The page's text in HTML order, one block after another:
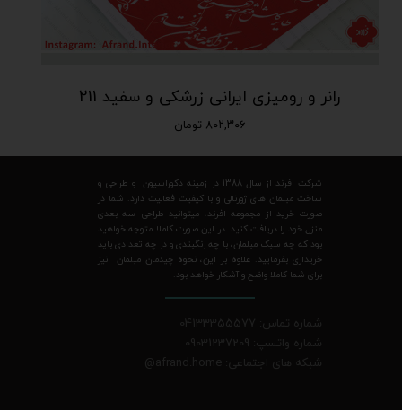
رانر و رومیزی ایرانی زرشکی و سفید 211
۸۰۲,۳۰۶ تومان
شرکت افرند از سال 1388 در زمینه دکوراسیون و طراحی و
ساخت مبلمان های ژورنالی و با کیفیت فعالیت دارد. شما در
صورت خرید از مجموعه افرند، میتوانید طراحی سه بعدی
منزل خود را دریافت کنید. در این صورت کاملا متوجه خواهید
بود که چه سبک مبلمان، با چه رنگبندی و در چه تعدادی باید
خریداری بفرمایید. علاوه بر این، نحوه چیدمان مبلمان نیز
برای شما کاملا واضح و آشکار خواهد بود.
شماره تماس: 04133355577
شماره واتسپ: 09031237209
شبکه های اجتماعی: afrand.home
@